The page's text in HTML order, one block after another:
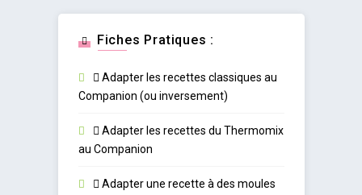
Fiches Pratiques :
Adapter les recettes classiques au
Companion (ou inversement)
Adapter les recettes du Thermomix
au Companion
Adapter une recette à des moules